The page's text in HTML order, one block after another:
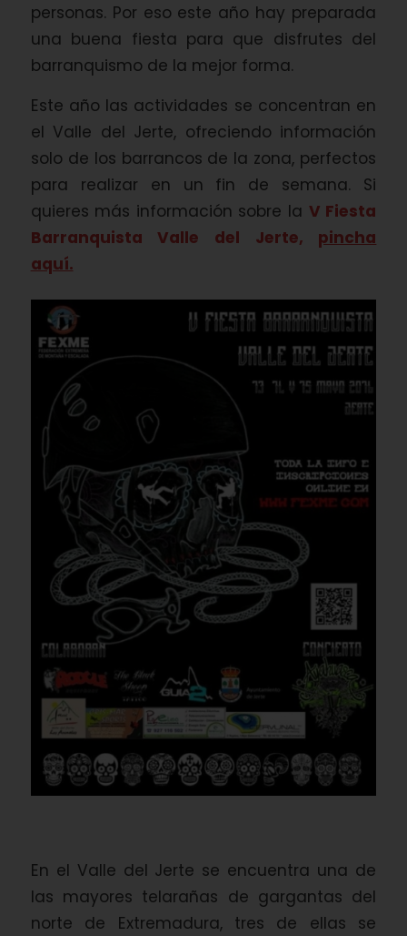
personas. Por eso este año hay preparada
una buena fiesta para que disfrutes del
barranquismo de la mejor forma.
Este año las actividades se concentran en
el Valle del Jerte, ofreciendo información
solo de los barrancos de la zona, perfectos
para realizar en un fin de semana. Si
quieres más información sobre la V Fiesta
Barranquista Valle del Jerte, pincha
aquí.
En el Valle del Jerte se encuentra una de
las mayores telarañas de gargantas del
norte de Extremadura, tres de ellas se